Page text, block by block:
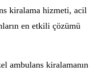
kiralama hizmeti, acil
en etkili çözümü
ambulans kiralamanın